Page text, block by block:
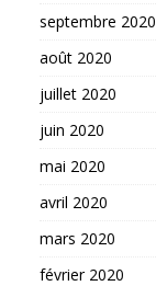
septembre 2020
août 2020
juillet 2020
juin 2020
mai 2020
avril 2020
mars 2020
février 2020